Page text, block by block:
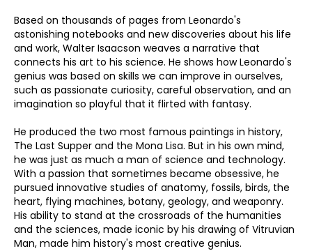
Based on thousands of pages from Leonardo's
astonishing notebooks and new discoveries about his life
and work, Walter Isaacson weaves a narrative that
connects his art to his science. He shows how Leonardo's
genius was based on skills we can improve in ourselves,
such as passionate curiosity, careful observation, and an
imagination so playful that it flirted with fantasy.
He produced the two most famous paintings in history,
The Last Supper and the Mona Lisa. But in his own mind,
he was just as much a man of science and technology.
With a passion that sometimes became obsessive, he
pursued innovative studies of anatomy, fossils, birds, the
heart, flying machines, botany, geology, and weaponry.
His ability to stand at the crossroads of the humanities
and the sciences, made iconic by his drawing of Vitruvian
Man, made him history's most creative genius.